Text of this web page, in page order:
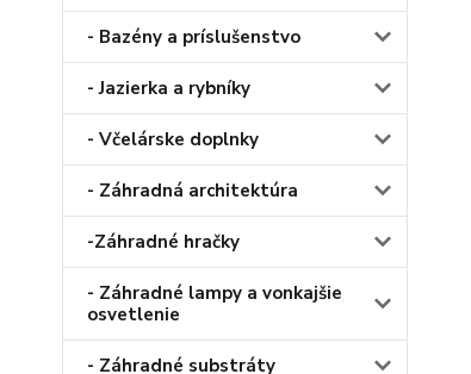
- Bazény a príslušenstvo
- Jazierka a rybníky
- Včelárske doplnky
- Záhradná architektúra
-Záhradné hračky
- Záhradné lampy a vonkajšie
osvetlenie
- Záhradné substráty